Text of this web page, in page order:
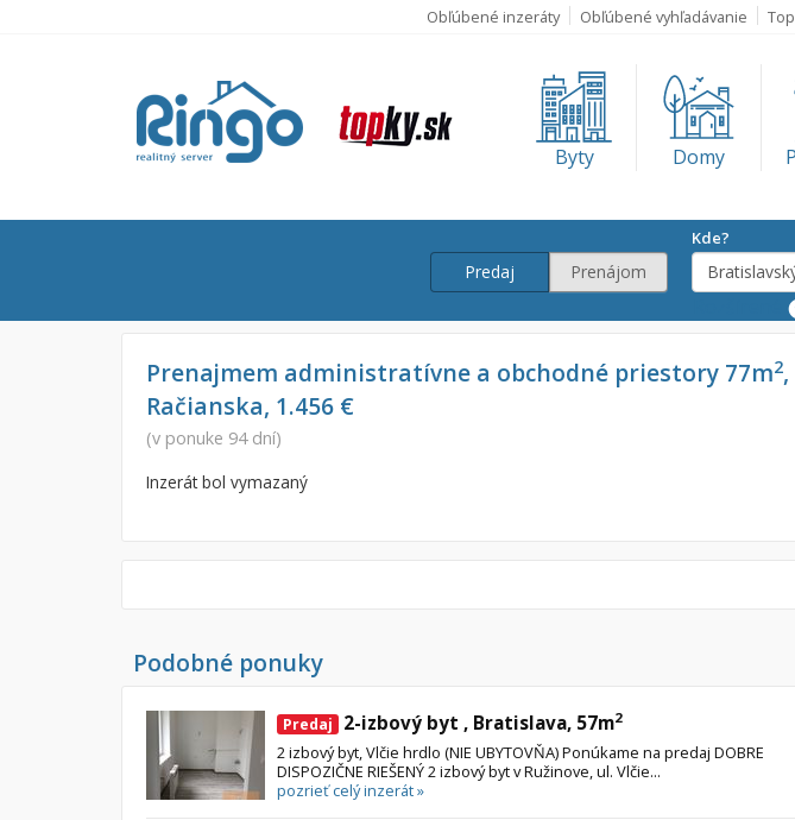
Obľúbené inzeráty Obľúbené vyhľadávanie
Byty Domy
Predaj Prenájom
Kde?
Predaj
Prenájom
1-izbové
2-izbové
3-izbové
4 a viac izbové byty
Záhrada
Prenajmem administratívne a obchodné priestory 77m2
Račianska, 1.456 €
(v ponuke 94 dní)
Inzerát bol vymazaný
Podobné ponuky
Predaj 2-izbový byt , Bratislava, 57m2
2 izbový byt, Vlčie hrdlo (NIE UBYTOVŇA) Ponúkame na predaj DOBRE
DISPOZIČNE RIEŠENÝ 2 izbový byt v Ružinove, ul. Vlčie...
pozrieť celý inzerát »